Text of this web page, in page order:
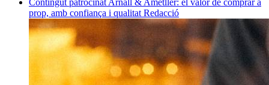
prop, amb confiança i qualitat Redacció